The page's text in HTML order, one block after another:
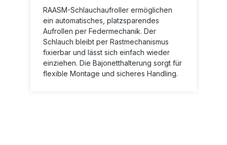
RAASM-Schlauchaufroller ermöglichen
ein automatisches, platzsparendes
Aufrollen per Federmechanik. Der
Schlauch bleibt per Rastmechanismus
fixierbar und lässt sich einfach wieder
einziehen. Die Bajonetthalterung sorgt für
flexible Montage und sicheres Handling.